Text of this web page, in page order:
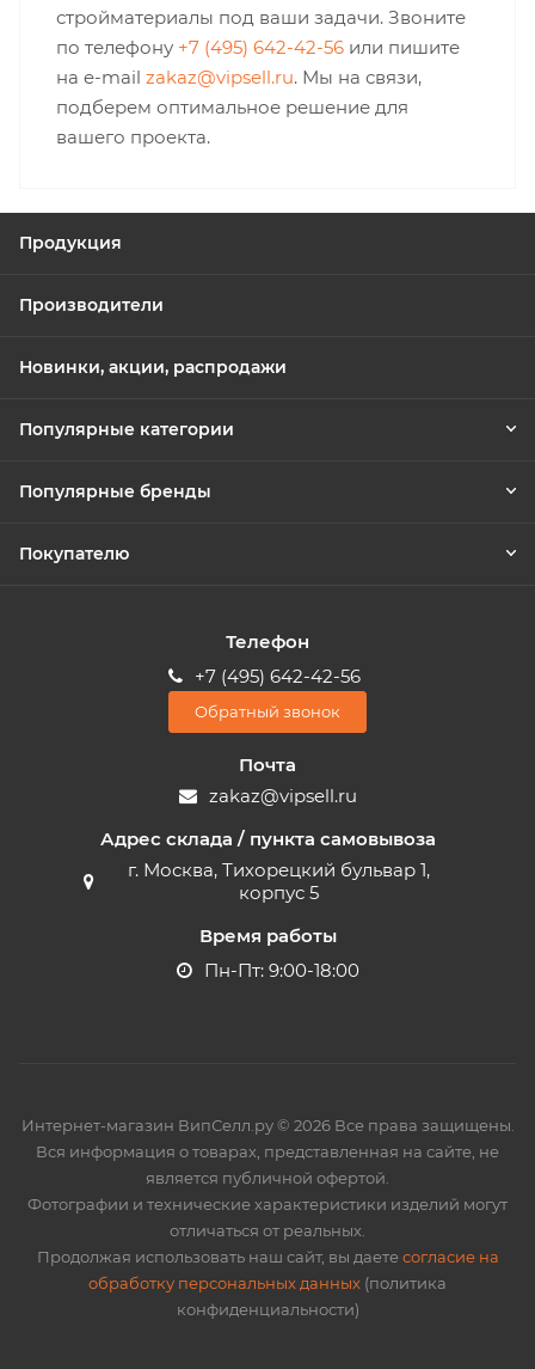
стройматериалы под ваши задачи. Звоните
по телефону +7 (495) 642-42-56 или пишите
на e-mail zakaz@vipsell.ru. Мы на связи,
подберем оптимальное решение для
вашего проекта.
Продукция
Производители
Новинки, акции, распродажи
Популярные категории
Популярные бренды
Покупателю
Телефон
+7 (495) 642-42-56
Обратный звонок
Почта
zakaz@vipsell.ru
Адрес склада / пункта самовывоза
г. Москва, Тихорецкий бульвар 1,
корпус 5
Время работы
Пн-Пт: 9:00-18:00
Интернет-магазин ВипСелл.ру © 2026 Все права защищены.
Вся информация о товарах, представленная на сайте, не
является публичной офертой.
Фотографии и технические характеристики изделий могут
отличаться от реальных.
Продолжая использовать наш сайт, вы даетесогласие на
обработку персональных данных (политика
конфиденциальности)